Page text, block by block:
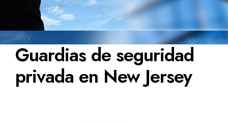
Guardias de seguridad
privada en New Jersey